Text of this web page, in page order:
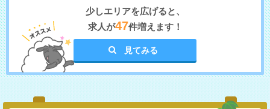
少しエリアを広げると、
求人が47件増えます！
見てみる